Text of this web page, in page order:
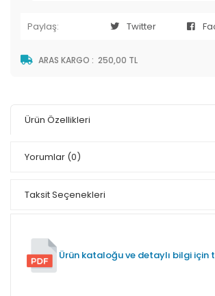
Paylaş: Twitter
ARAS KARGO : 250,00 TL
Ürün Özellikleri
Yorumlar (0)
Taksit Seçenekleri
Ürün kataloğu ve detaylı bilgi için